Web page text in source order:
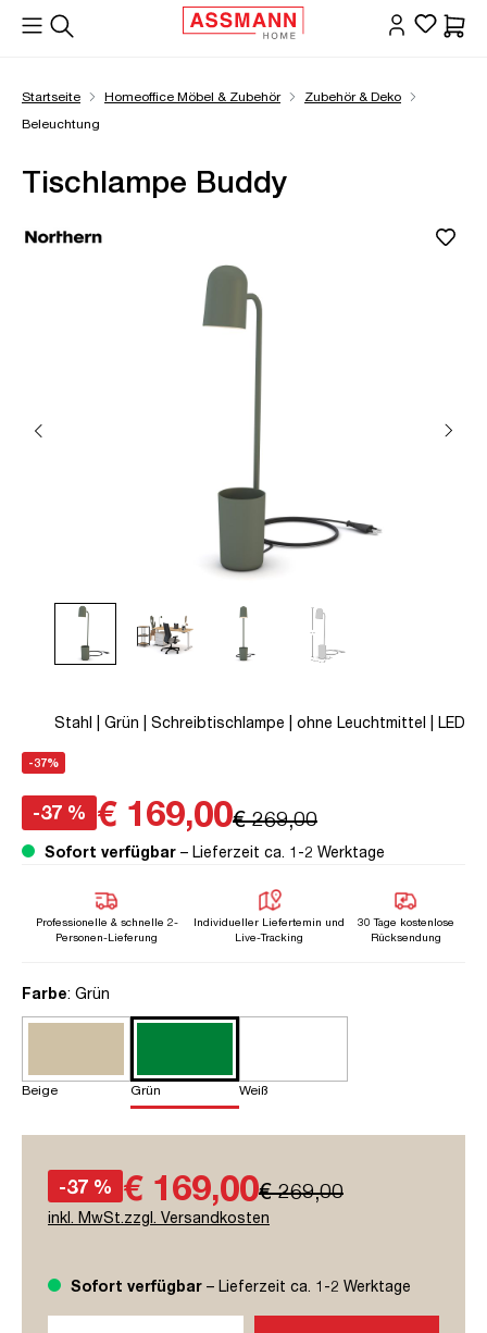
springen
Startseite Homeoffice Möbel & Zubehör
Zubehör & Deko
Beleuchtung
Tischlampe Buddy
Stahl | Grün | Schreibtischlampe | ohne Leuchtmittel | LED
-37%
-37 % € 169,00€ 269,00
Sofort verfügbar – Lieferzeit ca. 1-2 Werktage
Professionelle & schnelle 2-
Personen-Lieferung
Individueller Liefertemin und
Live-Tracking
30 Tage kostenlose
Rücksendung
Farbeauswählen
: Grün
Beige Grün Weiß
-37 % € 169,00€ 269,00
inkl. MwSt.zzgl. Versandkosten
Sofort verfügbar – Lieferzeit ca. 1-2 Werktage